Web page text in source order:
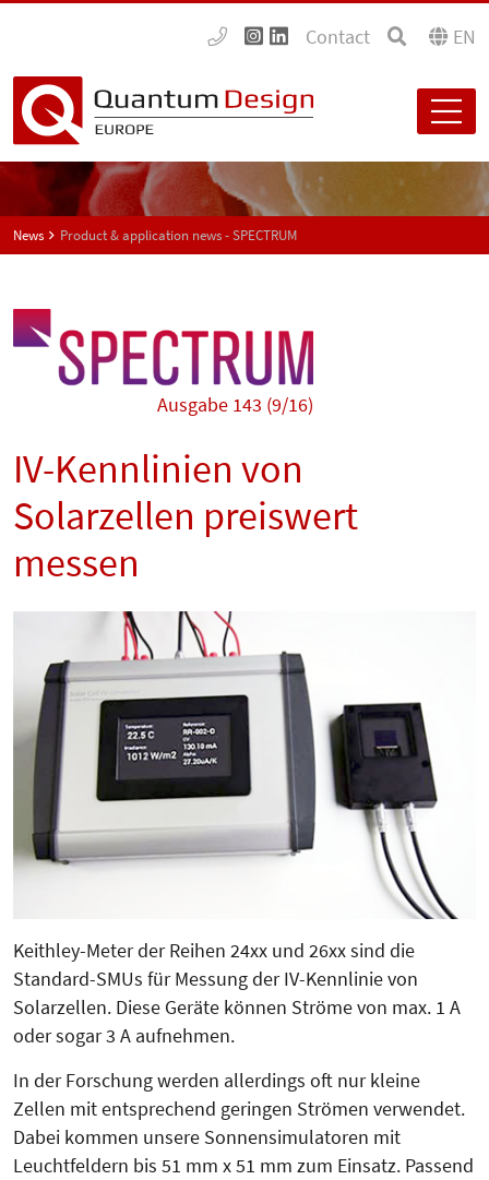
Contact EN
News Product & application news - SPECTRUM
Ausgabe 143 (9/16)
IV-Kennlinien von
Solarzellen preiswert
messen
Keithley-Meter der Reihen 24xx und 26xx sind die
Standard-SMUs für Messung der IV-Kennlinie von
Solarzellen. Diese Geräte können Strö­me von max. 1 A
oder sogar 3 A aufnehmen.
In der Forschung werden allerdings oft nur kleine
Zellen mit entsprechend geringen Strömen verwendet.
Dabei kommen unsere Sonnensimulatoren mit
Leuchtfeldern bis 51 mm x 51 mm zum Einsatz. Passend